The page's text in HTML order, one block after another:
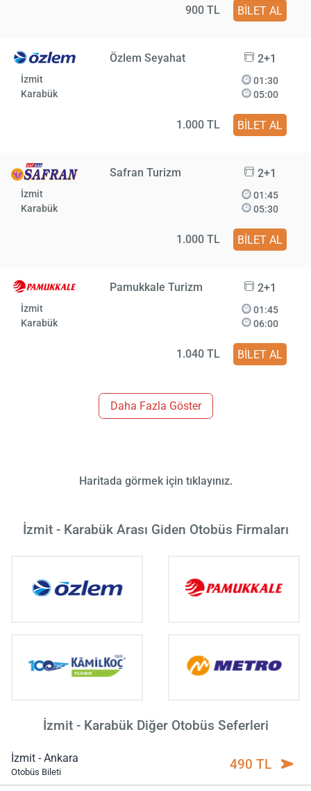
900 TL BİLET AL
Özlem Seyahat 2+1
İzmit
Karabük
01:30
05:00
1.000 TL BİLET AL
Safran Turizm 2+1
İzmit
Karabük
01:45
05:30
1.000 TL BİLET AL
Pamukkale Turizm 2+1
İzmit
Karabük
01:45
06:00
1.040 TL BİLET AL
Daha Fazla Göster
Haritada görmek için tıklayınız.
İzmit - Karabük Arası Giden Otobüs Firmaları
İzmit - Karabük Diğer Otobüs Seferleri
İzmit - Ankara
Otobüs Bileti 490 TL